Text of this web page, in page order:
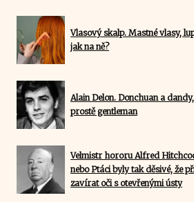
Vlasový skalp. Mastné vlasy,
jak na ně?
Alain Delon. Donchuan a
prostě gentleman
Velmistr hororu Alfred
nebo Ptáci byly tak děsivé, že
zavírat oči s otevřenými ústy